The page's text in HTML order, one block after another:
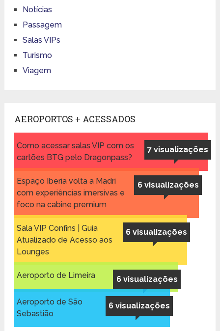
Notícias
Passagem
Salas VIPs
Turismo
Viagem
AEROPORTOS + ACESSADOS
7 visualizações
Como acessar salas VIP com os
cartões BTG pelo Dragonpass?
6 visualizações
Espaço Iberia volta a Madri
com experiências imersivas e
foco na cabine premium
6 visualizações
Sala VIP Confins | Guia
Atualizado de Acesso aos
Lounges
6 visualizações
Aeroporto de Limeira
6 visualizações
Aeroporto de São
Sebastião